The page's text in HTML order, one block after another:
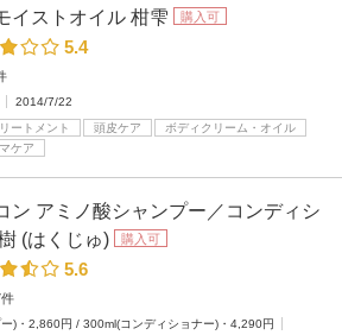
イストオイル 柑雫 購入可
5.4
2014/7/22
ートメント
頭皮ケア
ボディクリーム・オイル
ケア
ン アミノ酸シャンプー／コンディシ
(はくじゅ)
購入可
5.6
)・2,860円 / 300ml(コンディショナー)・4,290円